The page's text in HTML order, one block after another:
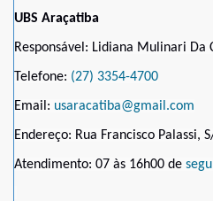
UBS Araçatiba
Responsável: Lidiana Mulinari Da
Telefone: (27) 3354-4700
Email: usaracatiba@gmail.com
Endereço: Rua Francisco Palassi,
Atendimento: 07 às 16h00 de